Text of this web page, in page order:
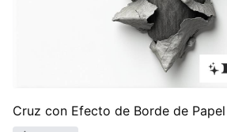
Cruz con Efecto de Borde de